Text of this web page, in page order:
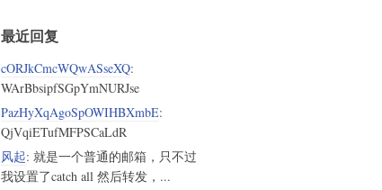
最近回复
cORJkCmcWQwASseXQ:
WArBbsipfSGpYmNURJse
PazHyXqAgoSpOWIHBXmbE:
QjVqiETufMFPSCaLdR
风起: 就是一个普通的邮箱，只不过
我设置了catch all 然后转发，...